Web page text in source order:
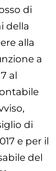
di
della
alla
a
al
di
e per il
del